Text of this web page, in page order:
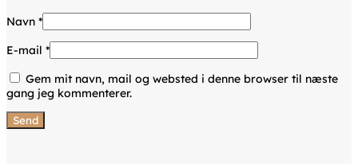
Navn *
E-mail *
Gem mit navn, mail og websted i denne browser til næste
gang jeg kommenterer.